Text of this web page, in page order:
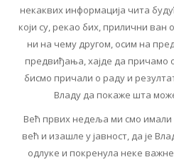
некаквих информација чита
који су, рекао бих, прилични ван
ни на чему другом, осим на
предвиђања, хајде да причамо
бисмо причали о раду и
Владу да покаже шта
Већ првих недеља ми смо имали
већ и изашле у јавност, да је
одлуке и покренула неке